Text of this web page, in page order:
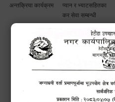
अन्तक्रिया कार्यक्रम
प्यान र भ्याटसहितका
कर सेवा सम्बन्धी
सूचना